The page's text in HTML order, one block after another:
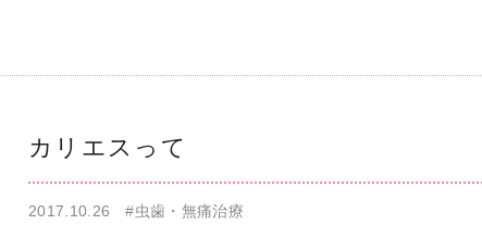
仁科歯科医院ブログ
カリエスって
2017.10.26#虫歯・無痛治療